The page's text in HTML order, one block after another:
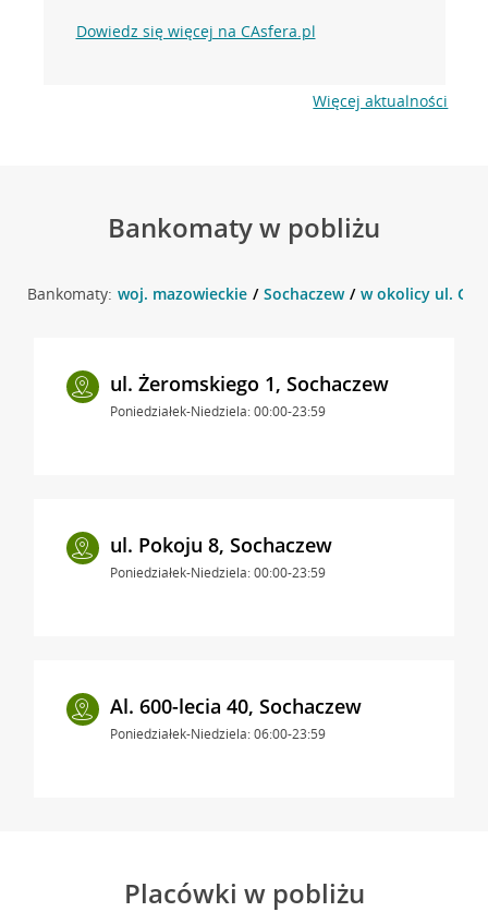
Dowiedz się więcej na CAsfera.pl
Więcej aktualności
Bankomaty w pobliżu
Bankomaty: woj. mazowieckie Sochaczew w okolicy ul.
ul. Żeromskiego 1, Sochaczew
Poniedziałek-Niedziela: 00:00-23:59
ul. Pokoju 8, Sochaczew
Poniedziałek-Niedziela: 00:00-23:59
Al. 600-lecia 40, Sochaczew
Poniedziałek-Niedziela: 06:00-23:59
Placówki w pobliżu